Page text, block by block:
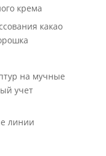
крема
какао
на мучные
учет
линии